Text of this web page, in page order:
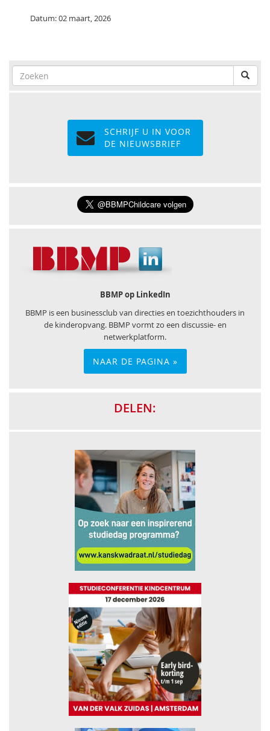
Datum: 02 maart, 2026
SCHRIJF U IN VOOR
DE NIEUWSBRIEF
BBMP op LinkedIn
BBMP is een businessclub van directies en toezichthouders in
de kinderopvang. BBMP vormt zo een discussie- en
netwerkplatform.
NAAR DE PAGINA »
DELEN: